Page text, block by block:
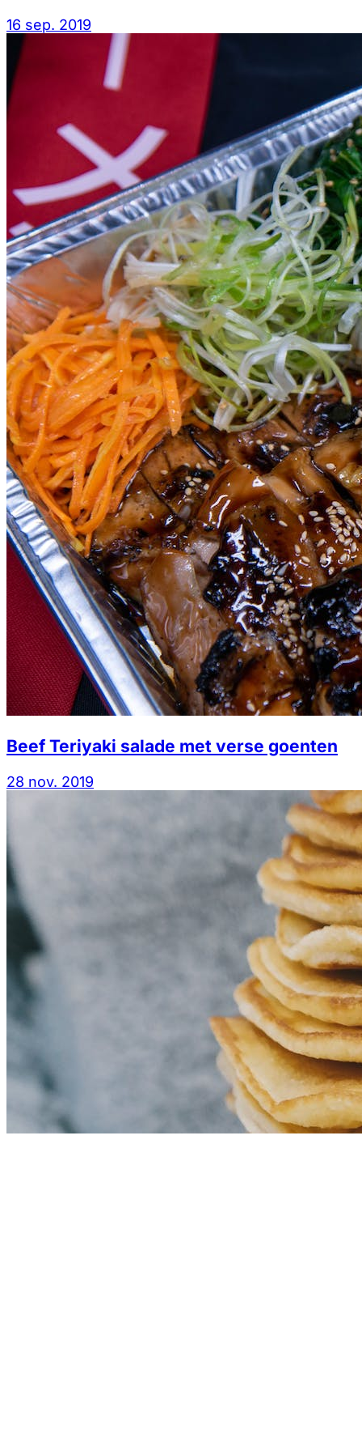
16 sep. 2019
Beef Teriyaki salade met verse goenten
28 nov. 2019